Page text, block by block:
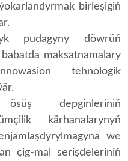
birleşigiň
pudagyny döwrüň
maksatnamalary
tehnologik
depginleriniň
kärhanalarynyň
we
çig-mal serişdeleriniň